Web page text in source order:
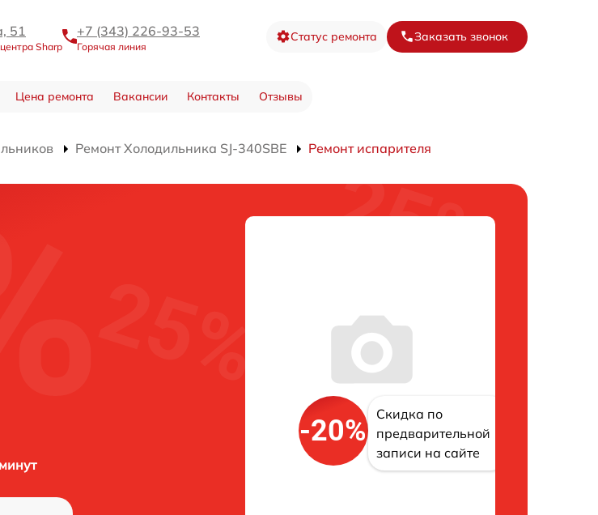
51
Sharp
+7 (343) 226-93-53
Горячая линия
Статус ремонта Заказать звонок
Цена ремонта Вакансии Контакты Отзывы
Ремонт Холодильника SJ-340SBE Ремонт испарителя
-20%
Скидка по
предварительной
записи на сайте